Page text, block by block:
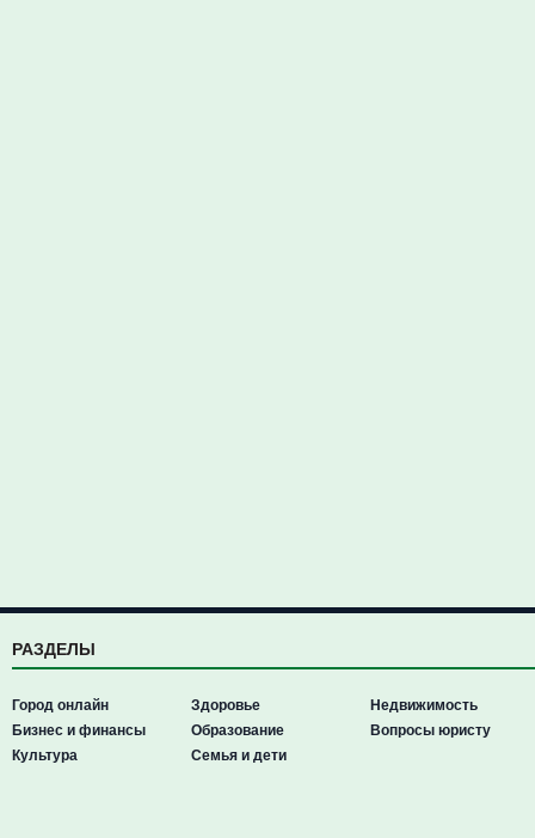
РАЗДЕЛЫ
Город онлайн
Бизнес и финансы
Культура
Здоровье
Образование
Семья и дети
Недвижимость
Вопросы юристу